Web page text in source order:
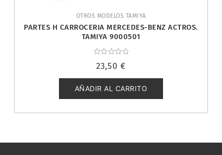
OTROS MODELOS TAMIYA
PARTES H CARROCERIA MERCEDES-BENZ ACTROS.
TAMIYA 9000501
con
de
5
23,50 €
AÑADIR AL CARRITO